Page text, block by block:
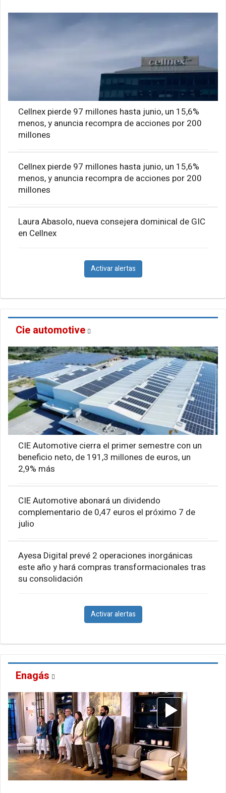
Cellnex pierde 97 millones hasta junio, un 15,6%
menos, y anuncia recompra de acciones por 200
millones
Cellnex pierde 97 millones hasta junio, un 15,6%
menos, y anuncia recompra de acciones por 200
millones
Laura Abasolo, nueva consejera dominical de GIC
en Cellnex
Activar alertas
Cie automotive
CIE Automotive cierra el primer semestre con un
beneficio neto, de 191,3 millones de euros, un
2,9% más
CIE Automotive abonará un dividendo
complementario de 0,47 euros el próximo 7 de
julio
Ayesa Digital prevé 2 operaciones inorgánicas
este año y hará compras transformacionales tras
su consolidación
Activar alertas
Enagás